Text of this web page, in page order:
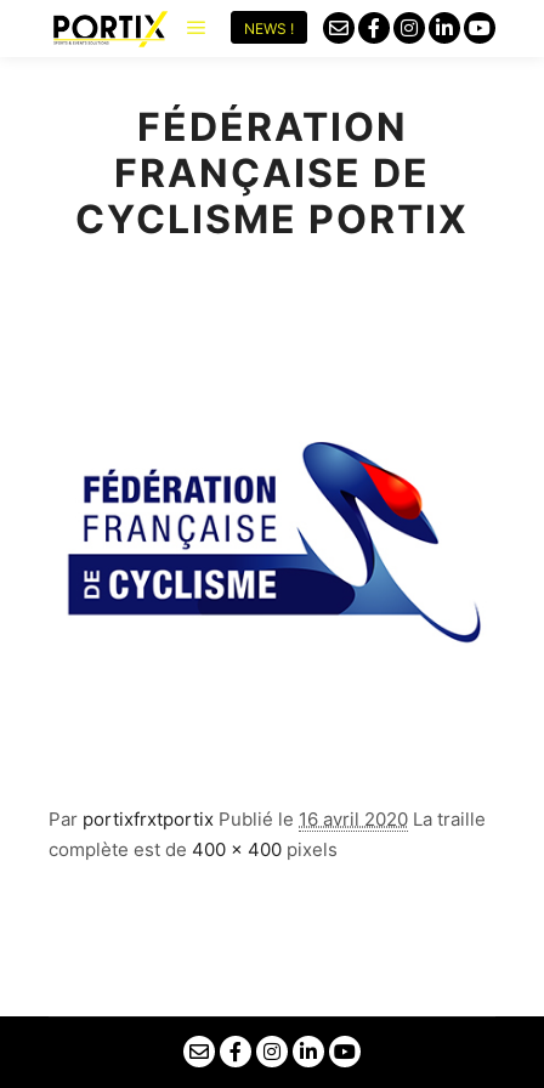
NEWS !
FÉDÉRATION
FRANÇAISE DE
CYCLISME PORTIX
Par portixfrxtportix Publié le 16 avril 2020 La traille
complète est de 400 × 400 pixels